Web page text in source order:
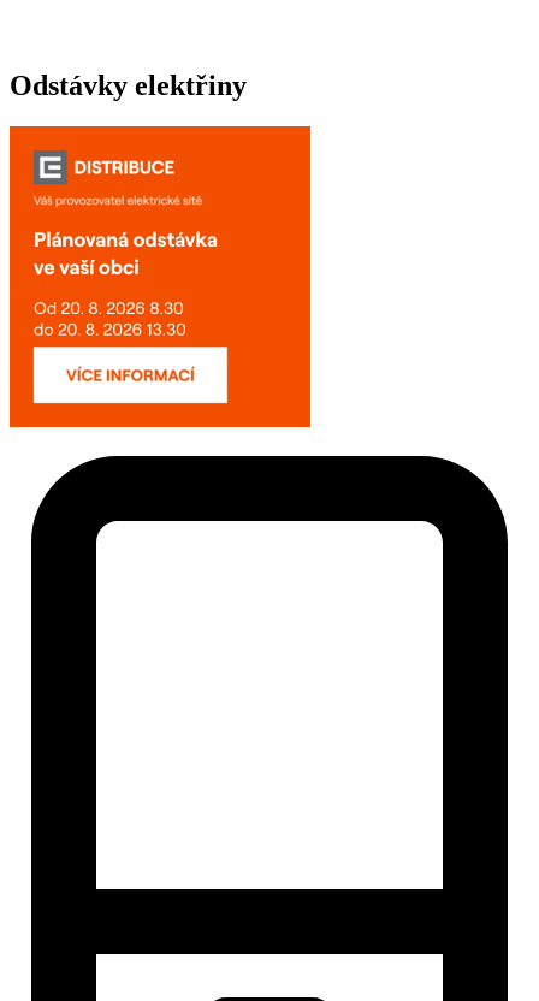
Odstávky elektřiny